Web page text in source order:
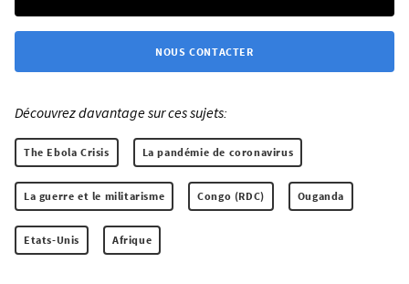
NOUS CONTACTER
Découvrez davantage sur ces sujets:
The Ebola Crisis La pandémie de coronavirus
La guerre et le militarisme Congo (RDC) Ouganda
Etats-Unis Afrique